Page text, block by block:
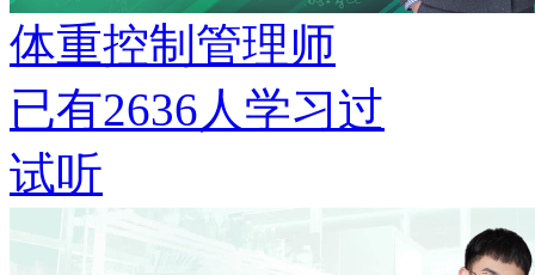
体重控制管理师
已有2636人学习过
试听